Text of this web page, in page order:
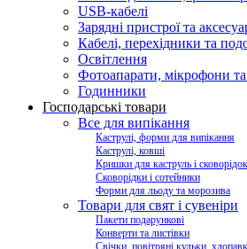
USB-кабелі
Зарядні пристрої та
Кабелі, перехідники та
Освітлення
Фотоапарати, мікрофони
Годинники
Господарські товари
Все для випікання
Каструлі, форми для випікання
Каструлі, ковші
Кришки для каструль і сковорідок
Сковорідки і сотейники
Форми для льоду та морозива
Товари для свят і сувеніри
Пакети подарункові
Конверти та листівки
Свічки, повітряні кульки,